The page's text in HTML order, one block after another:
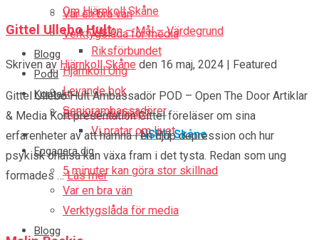
Var en bra vän
Verktygslåda för media
Blogg
Podd
Kontakt
Behöver du hjälp?
NSPH Skåne
Om Hjärnkoll Skåne
Vision – Mål – Värdegrund
Riksförbundet
Hjärnkoll Ung
Levande bok
Seniorambassadörer
Vi pratar om livet
Engagera dig
5 minuter kan göra stor skillnad
Var en bra vän
Verktygslåda för media
Blogg
Gittel Ullebo Hult
Skriven avHjärnkoll Skåne den 16 maj, 2024 | Featured
Gittel Ullebo Hult Ambassadör POD – Open The Door Artiklar
& Media Kort presentation Gittel föreläser om sina
erfarenheter av att hamna i en djup depression och hur
psykisk ohälsa kan växa fram i det tysta. Redan som ung
formades …Läs mer